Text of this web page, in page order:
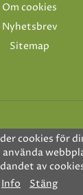
Om cookies
Nyhetsbrev
Sitemap
cookies för
av
Info
Stäng